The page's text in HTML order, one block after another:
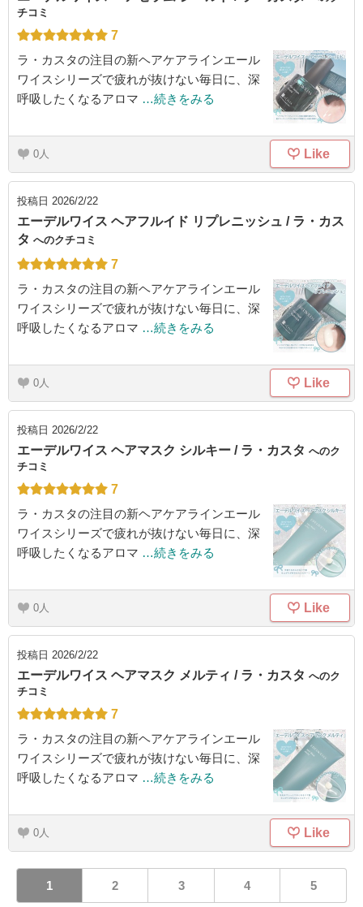
チコミ
7
ラ・カスタの注目の新ヘアケアラインエール
ワイスシリーズで疲れが抜けない毎日に、深
呼吸したくなるアロマ …続きをみる
0 Like
投稿日 2026/2/22
エーデルワイス ヘアフルイド リプレニッシュ / ラ・カス
タ へのクチコミ
7
ラ・カスタの注目の新ヘアケアラインエール
ワイスシリーズで疲れが抜けない毎日に、深
呼吸したくなるアロマ …続きをみる
0 Like
投稿日 2026/2/22
エーデルワイス ヘアマスク シルキー / ラ・カスタ へのク
チコミ
7
ラ・カスタの注目の新ヘアケアラインエール
ワイスシリーズで疲れが抜けない毎日に、深
呼吸したくなるアロマ …続きをみる
0 Like
投稿日 2026/2/22
エーデルワイス ヘアマスク メルティ / ラ・カスタ へのク
チコミ
7
ラ・カスタの注目の新ヘアケアラインエール
ワイスシリーズで疲れが抜けない毎日に、深
呼吸したくなるアロマ …続きをみる
0 Like
1 2 3 4 5